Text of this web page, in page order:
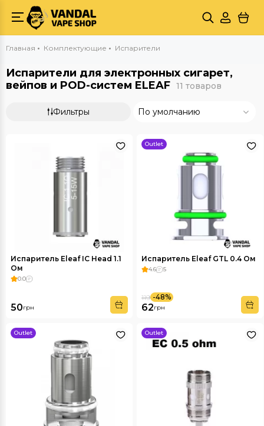
Главная Комплектующие Испарители
Испарители для электронных сигарет,
вейпов и POD-систем ELEAF 11 товаров
Фильтры По умолчанию
Испаритель Eleaf IC Head 1.1
Ом
0.0
50грн
Outlet
Испаритель Eleaf GTL 0.4 Ом
4.6 5
62грн
119 -48%
Outlet Outlet